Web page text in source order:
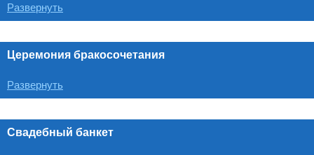
Развернуть
Церемония бракосочетания
Развернуть
Свадебный банкет